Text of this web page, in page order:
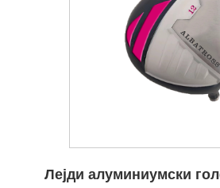
Лејди алуминиумски